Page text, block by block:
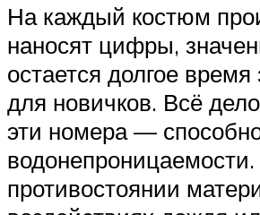
На каждый костюм
наносят цифры,
остается долгое время
для новичков. Всё
эти номера —
противостоянии